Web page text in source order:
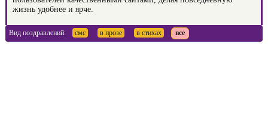
жизнь удобнее и ярче.
Вид поздравлений: смс в прозе в стихах все